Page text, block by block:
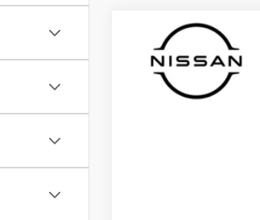
2023NISSAN
3N6AD33A3PK845536
78,726 km